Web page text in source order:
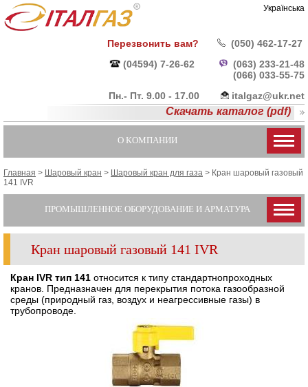
Українська
Перезвонить вам?
(050) 462-17-27
(04594) 7-26-62
(063) 233-21-48
(066) 033-55-75
Пн.- Пт. 9.00 - 17.00
italgaz@ukr.net
Скачать каталог (pdf)
О КОМПАНИИ
Главная > Шаровый кран > Шаровый кран для газа > Кран шаровый газовый
141 IVR
ПРОМЫШЛЕННОЕ ОБОРУДОВАНИЕ И АРМАТУРА
Кран шаровый газовый 141 IVR
Кран IVR тип 141 относится к типу стандартнопроходных
кранов. Предназначен для перекрытия потока газообразной
среды (природный газ, воздух и неагрессивные газы) в
трубопроводе.